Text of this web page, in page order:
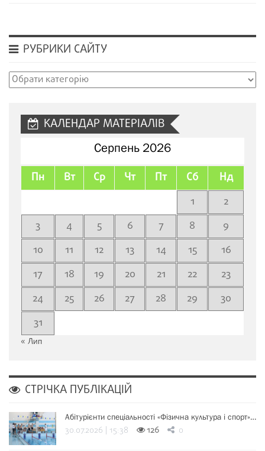
РУБРИКИ САЙТУ
Рубрики
КАЛЕНДАР МАТЕРІАЛІВ
Серпень 2026
Пн Вт Ср Чт Пт Сб Нд
1
2
3
4 5 6 7 8
9
10
11 12 13 14 15
16
17
18 19 20 21 22
23
24
25 26 27 28 29
30
31
« Лип
СТРІЧКА ПУБЛІКАЦІЙ
Абітурієнти спеціальності «Фізична культура і спорт»…
30.07.2026 | 15:38 126 0